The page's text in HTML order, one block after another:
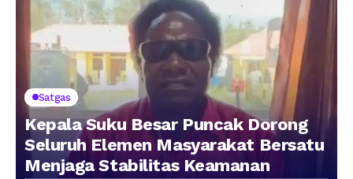
Satgas
Kepala Suku Besar Puncak Dorong
Seluruh Elemen Masyarakat Bersatu
Menjaga Stabilitas Keamanan